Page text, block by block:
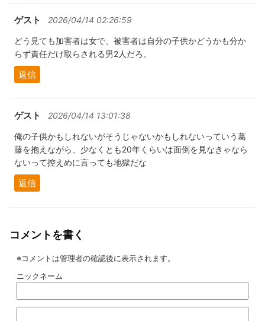
ゲスト 2026/04/14 02:26:59
どう見ても加害者は女で、被害者は自分の子供かどうかも分か
らず責任だけ取らされる男2人だろ。
返信
ゲスト 2026/04/14 13:01:38
俺の子供かもしれないがそうじゃないかもしれないっていう葛
藤を抱えながら、少なくとも20年くらいは面倒を見なきゃなら
ないって控えめに言っても地獄だな
返信
コメントを書く
※コメントは管理者の確認後に表示されます。
ニックネーム